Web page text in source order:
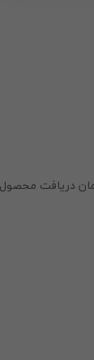
دریافت